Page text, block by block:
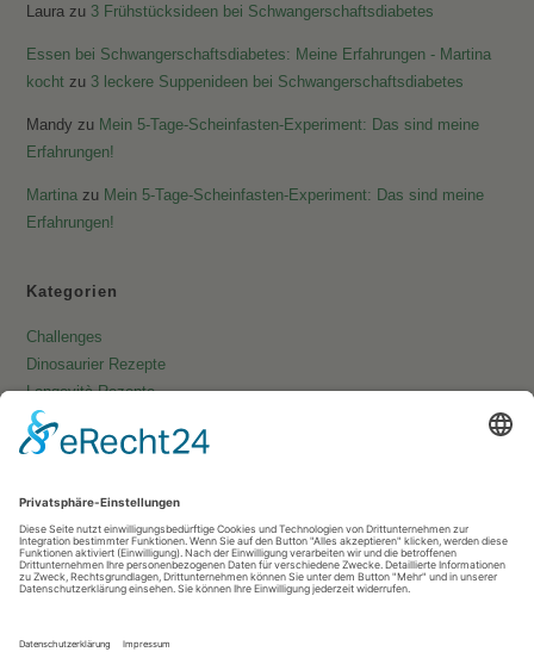
Laura zu 3 Frühstücksideen bei Schwangerschaftsdiabetes
Essen bei Schwangerschaftsdiabetes: Meine Erfahrungen - Martina
kocht zu 3 leckere Suppenideen bei Schwangerschaftsdiabetes
Mandy zu Mein 5-Tage-Scheinfasten-Experiment: Das sind meine
Erfahrungen!
Martina zu Mein 5-Tage-Scheinfasten-Experiment: Das sind meine
Erfahrungen!
Kategorien
Challenges
Dinosaurier Rezepte
Longevità Rezepte
Pfannkuchen & Co.
Rezeptsammlungen
Schwangerschaftsdiabetes
Uncategorized
Vegane Rezepte
Vegetarische Rezepte